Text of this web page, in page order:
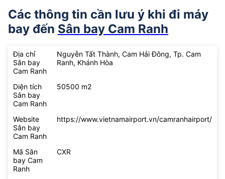
Các thông tin cần lưu ý khi đi máy
bay đến Sân bay Cam Ranh
Địa chỉ
Sân bay
Cam Ranh
Nguyễn Tất Thành, Cam Hải Đông, Tp. Cam
Ranh, Khánh Hòa
Diện tích
Sân bay
Cam Ranh
50500 m2
Website
Sân bay
Cam Ranh
https://www.vietnamairport.vn/camranhairport/
Mã Sân
bay Cam
Ranh
CXR